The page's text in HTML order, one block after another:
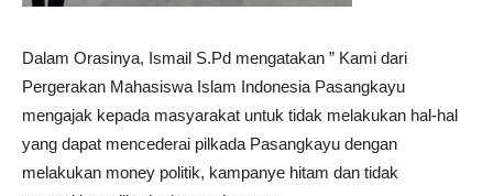
Dalam Orasinya, Ismail S.Pd mengatakan ” Kami dari
Pergerakan Mahasiswa Islam Indonesia Pasangkayu
mengajak kepada masyarakat untuk tidak melakukan hal-hal
yang dapat mencederai pilkada Pasangkayu dengan
melakukan money politik, kampanye hitam dan tidak